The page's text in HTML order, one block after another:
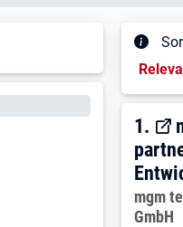
1.
1.
mgm
GmbH